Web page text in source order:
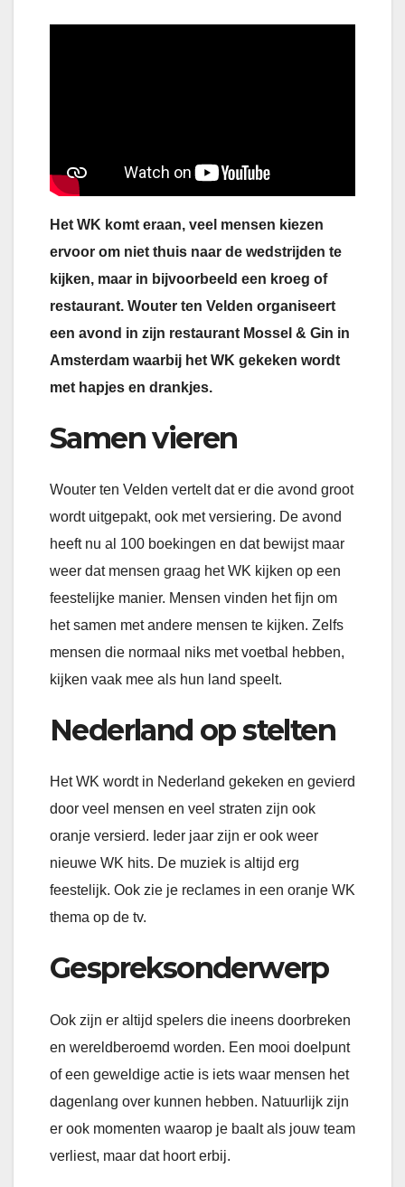
Het WK komt eraan, veel mensen kiezen
ervoor om niet thuis naar de wedstrijden te
kijken, maar in bijvoorbeeld een kroeg of
restaurant. Wouter ten Velden organiseert
een avond in zijn restaurant Mossel & Gin in
Amsterdam waarbij het WK gekeken wordt
met hapjes en drankjes.
Samen vieren
Wouter ten Velden vertelt dat er die avond groot
wordt uitgepakt, ook met versiering. De avond
heeft nu al 100 boekingen en dat bewijst maar
weer dat mensen graag het WK kijken op een
feestelijke manier. Mensen vinden het fijn om
het samen met andere mensen te kijken. Zelfs
mensen die normaal niks met voetbal hebben,
kijken vaak mee als hun land speelt.
Nederland op stelten
Het WK wordt in Nederland gekeken en gevierd
door veel mensen en veel straten zijn ook
oranje versierd. Ieder jaar zijn er ook weer
nieuwe WK hits. De muziek is altijd erg
feestelijk. Ook zie je reclames in een oranje WK
thema op de tv.
Gespreksonderwerp
Ook zijn er altijd spelers die ineens doorbreken
en wereldberoemd worden. Een mooi doelpunt
of een geweldige actie is iets waar mensen het
dagenlang over kunnen hebben. Natuurlijk zijn
er ook momenten waarop je baalt als jouw team
verliest, maar dat hoort erbij.